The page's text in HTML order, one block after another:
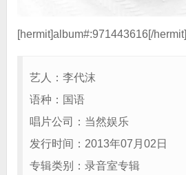
[hermit]album#:971443616[/hermit]
艺人：李代沫
语种：国语
唱片公司：当然娱乐
发行时间：2013年07月02日
专辑类别：录音室专辑